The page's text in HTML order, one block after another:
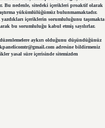
Bu nedenle, sitedeki içerikleri proaktif olarak
yükümlülüğümüz bulunmamaktadır.
içeriklerin sorumluluğunu taşımakta
bu sorumluluğu kabul etmiş sayılırlar.
aykırı olduğunu düşündüğünüz
adresine bildirmeniz
yasal süre içerisinde sitemizden